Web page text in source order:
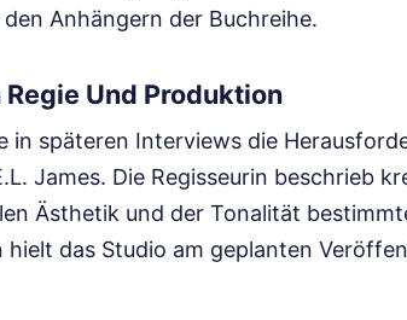
Anhängern der Buchreihe.
Und Produktion
in späteren Interviews die
James. Die Regisseurin beschrieb
Ästhetik und der Tonalität
das Studio am geplanten